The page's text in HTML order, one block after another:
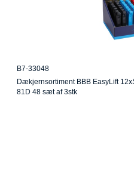
B7-33048
Dækjernsortiment BBB EasyLift
81D 48 sæt af 3stk